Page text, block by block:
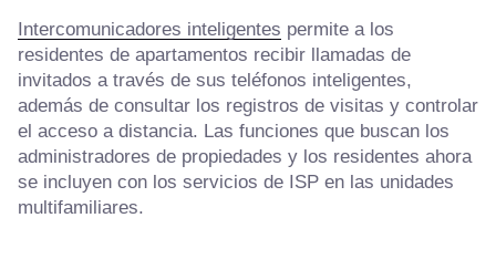
Intercomunicadores inteligentes permite a los
residentes de apartamentos recibir llamadas de
invitados a través de sus teléfonos inteligentes,
además de consultar los registros de visitas y controlar
el acceso a distancia. Las funciones que buscan los
administradores de propiedades y los residentes ahora
se incluyen con los servicios de ISP en las unidades
multifamiliares.